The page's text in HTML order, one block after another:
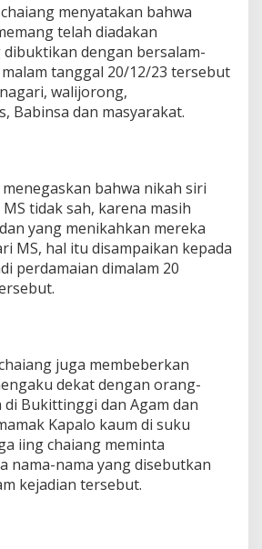
menyatakan bahwa
telah diadakan
dibuktikan dengan bersalam-
tanggal 20/12/23 tersebut
walijorong,
Babinsa dan masyarakat.
bahwa nikah siri
tidak sah, karena masih
yang menikahkan mereka
MS, hal itu disampaikan kepada
perdamaian dimalam 20
juga membeberkan
dekat dengan orang-
Bukittinggi dan Agam dan
Kapalo kaum di suku
iing chaiang meminta
nama-nama yang disebutkan
kejadian tersebut.